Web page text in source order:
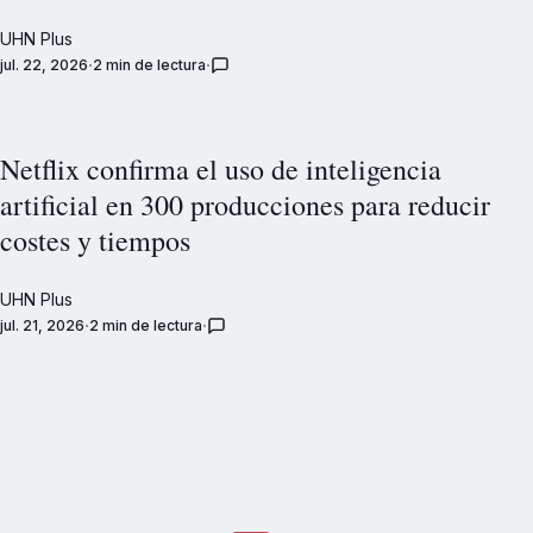
UHN Plus
jul. 22, 2026 2 min de lectura
Netflix confirma el uso de inteligencia
artificial en 300 producciones para reducir
costes y tiempos
UHN Plus
jul. 21, 2026 2 min de lectura